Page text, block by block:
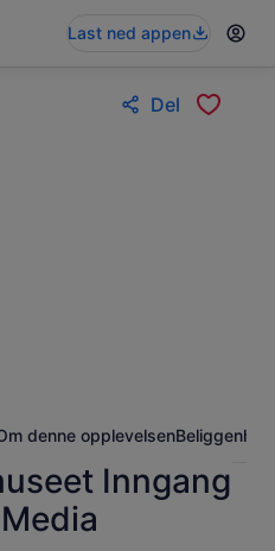
Last ned appen
Del
denne opplevelsenBeliggenhet
Inngang